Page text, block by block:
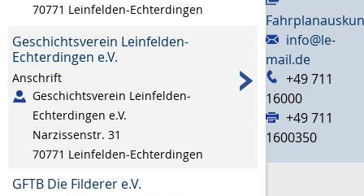
70771 Leinfelden-Echterdingen
Geschichtsverein Leinfelden-
Echterdingen e.V.
Anschrift
Geschichtsverein Leinfelden-
Echterdingen e.V.
Narzissenstr. 31
70771 Leinfelden-Echterdingen
GFTB Die Filderer e.V.
info@le-
mail.de
+49 711
16000
+49 711
1600350